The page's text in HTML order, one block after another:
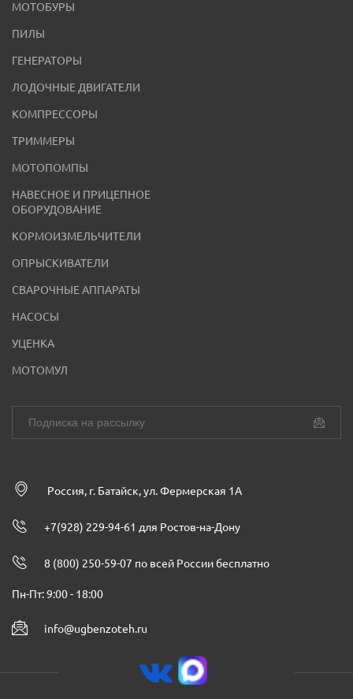
МОТОБУРЫ
ПИЛЫ
ГЕНЕРАТОРЫ
ЛОДОЧНЫЕ ДВИГАТЕЛИ
КОМПРЕССОРЫ
ТРИММЕРЫ
МОТОПОМПЫ
НАВЕСНОЕ И ПРИЦЕПНОЕ
ОБОРУДОВАНИЕ
КОРМОИЗМЕЛЬЧИТЕЛИ
ОПРЫСКИВАТЕЛИ
СВАРОЧНЫЕ АППАРАТЫ
НАСОСЫ
УЦЕНКА
МОТОМУЛ
Россия, г. Батайск, ул. Фермерская 1А
+7(928) 229-94-61 для Ростов-на-Дону
8 (800) 250-59-07 по всей России бесплатно
Пн-Пт: 9:00 - 18:00
info@ugbenzoteh.ru